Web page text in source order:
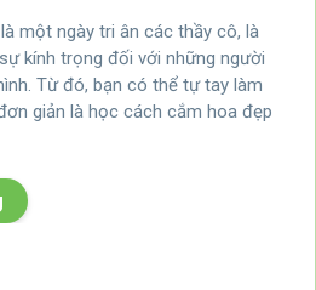
một ngày tri ân các thầy cô, là
kính trọng đối với những người
Từ đó, bạn có thể tự tay làm
giản là học cách cắm hoa đẹp